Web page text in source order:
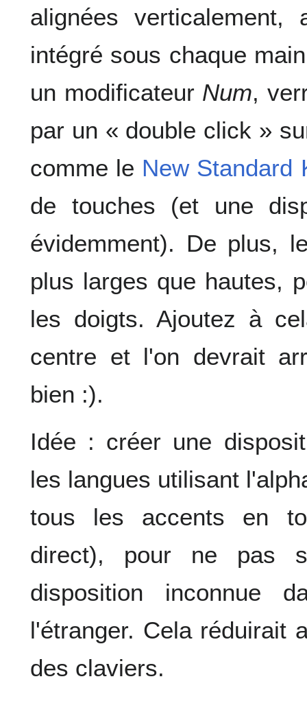
alignées
intégré sous chaque
un modificateur Num,
par un « double click »
comme le New Standard
de touches (et une
évidemment). De plus,
plus larges que hautes,
les doigts. Ajoutez à
centre et l'on devrait
bien :).
Idée : créer une
les langues utilisant
tous les accents en
direct), pour ne pas
disposition inconnue
l'étranger. Cela réduirait
des claviers.